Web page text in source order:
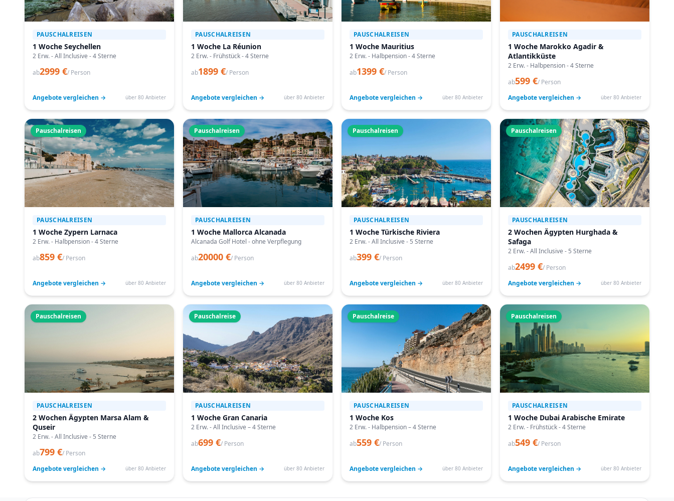
PAUSCHALREISEN
1 Woche Seychellen
2 Erw. - All Inclusive - 4 Sterne
ab2999 €/ Person
Angebote vergleichen → über 80 Anbieter
PAUSCHALREISEN
1 Woche La Réunion
2 Erw. - Frühstück - 4 Sterne
ab1899 €/ Person
Angebote vergleichen → über 80 Anbieter
PAUSCHALREISEN
1 Woche Mauritius
2 Erw. - Halbpension - 4 Sterne
ab1399 €/ Person
Angebote vergleichen → über 80 Anbieter
PAUSCHALREISEN
1 Woche Marokko Agadir &
Atlantikküste
2 Erw. - Halbpension - 4 Sterne
ab599 €/ Person
Angebote vergleichen →
über 80 Anbieter
Pauschalreisen
PAUSCHALREISEN
1 Woche Zypern Larnaca
2 Erw. - Halbpension - 4 Sterne
ab859 €/ Person
Angebote vergleichen → über 80 Anbieter
Pauschalreisen
PAUSCHALREISEN
1 Woche Mallorca Alcanada
Alcanada Golf Hotel - ohne Verpflegung
ab20000 €/ Person
Angebote vergleichen → über 80 Anbieter
Pauschalreisen
PAUSCHALREISEN
1 Woche Türkische Riviera
2 Erw. - All Inclusive - 5 Sterne
ab399 €/ Person
Angebote vergleichen → über 80 Anbieter
Pauschalreisen
PAUSCHALREISEN
2 Wochen Ägypten Hurghada &
Safaga
2 Erw. - All Inclusive - 5 Sterne
ab2499 €/ Person
Angebote vergleichen →
über 80 Anbieter
Pauschalreisen
PAUSCHALREISEN
2 Wochen Ägypten Marsa Alam &
Quseir
2 Erw. - All Inclusive - 5 Sterne
ab799 €/ Person
Angebote vergleichen →
über 80 Anbieter
Pauschalreise
PAUSCHALREISEN
1 Woche Gran Canaria
2 Erw. - All Inclusive – 4 Sterne
ab699 €/ Person
Angebote vergleichen → über 80 Anbieter
Pauschalreise
PAUSCHALREISEN
1 Woche Kos
2 Erw. - Halbpension – 4 Sterne
ab559 €/ Person
Angebote vergleichen → über 80 Anbieter
Pauschalreisen
PAUSCHALREISEN
1 Woche Dubai Arabische Emirate
2 Erw. - Frühstück - 4 Sterne
ab549 €/ Person
Angebote vergleichen → über 80 Anbieter